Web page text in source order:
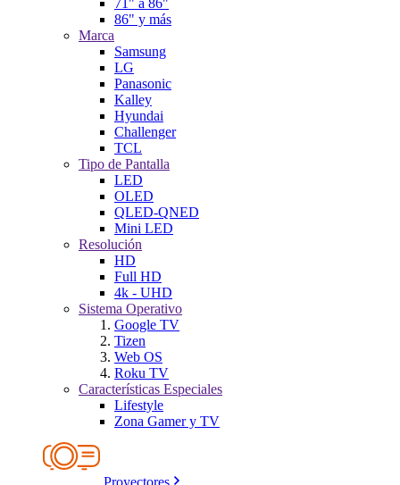
71" a 86"
86" y más
Marca
Samsung
LG
Panasonic
Kalley
Hyundai
Challenger
TCL
Tipo de Pantalla
LED
OLED
QLED-QNED
Mini LED
Resolución
HD
Full HD
4k - UHD
Sistema Operativo
Google TV
Tizen
Web OS
Roku TV
Características Especiales
Lifestyle
Zona Gamer y TV
Proyectores